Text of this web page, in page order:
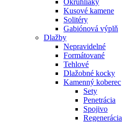
Okrúhliaky
Kusové kamene
Solitéry
Gabiónová výplň
Dlažby
Nepravidelné
Formátované
Tehlové
Dlažobné kocky
Kamenný koberec
Sety
Penetrácia
Spojivo
Regenerácia